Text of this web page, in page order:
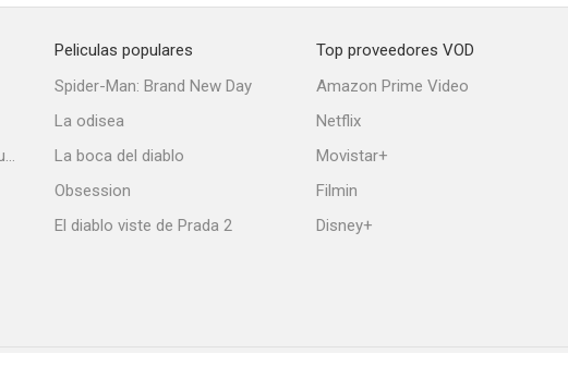
Stuart no consigue salvar el universo
Peliculas populares
Spider-Man: Brand New Day
La odisea
La boca del diablo
Obsession
El diablo viste de Prada 2
Top proveedores VOD
Amazon Prime Video
Netflix
Movistar+
Filmin
Disney+